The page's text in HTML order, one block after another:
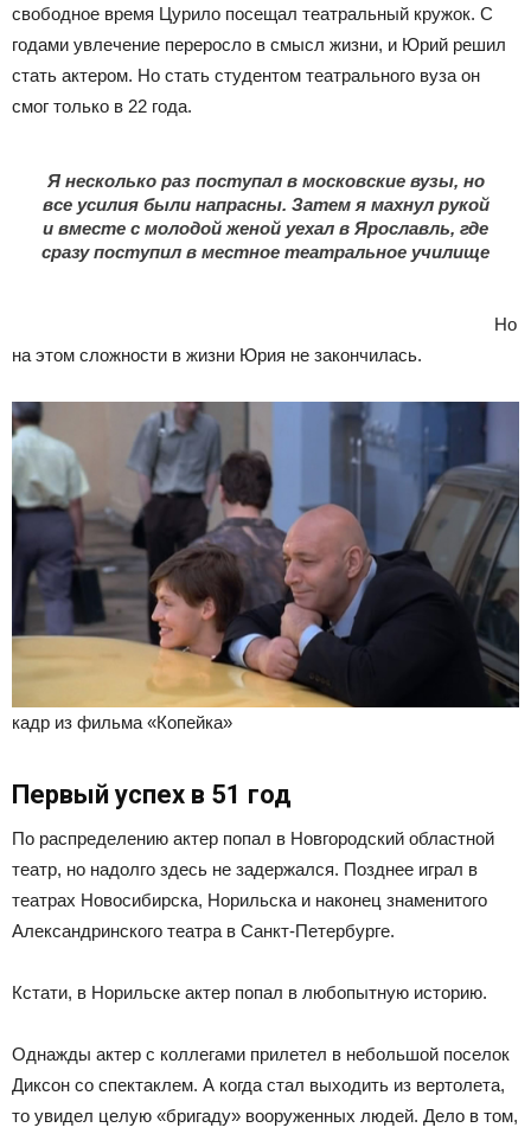
свободное время Цурило посещал театральный кружок. С
годами увлечение переросло в смысл жизни, и Юрий решил
стать актером. Но стать студентом театрального вуза он
смог только в 22 года.
Я несколько раз поступал в московские вузы, но
все усилия были напрасны. Затем я махнул рукой
и вместе с молодой женой уехал в Ярославль, где
сразу поступил в местное театральное училище
Но
на этом сложности в жизни Юрия не закончилась.
кадр из фильма «Копейка»
Первый успех в 51 год
По распределению актер попал в Новгородский областной
театр, но надолго здесь не задержался. Позднее играл в
театрах Новосибирска, Норильска и наконец знаменитого
Александринского театра в Санкт-Петербурге.
Кстати, в Норильске актер попал в любопытную историю.
Однажды актер с коллегами прилетел в небольшой поселок
Диксон со спектаклем. А когда стал выходить из вертолета,
то увидел целую «бригаду» вооруженных людей. Дело в том,